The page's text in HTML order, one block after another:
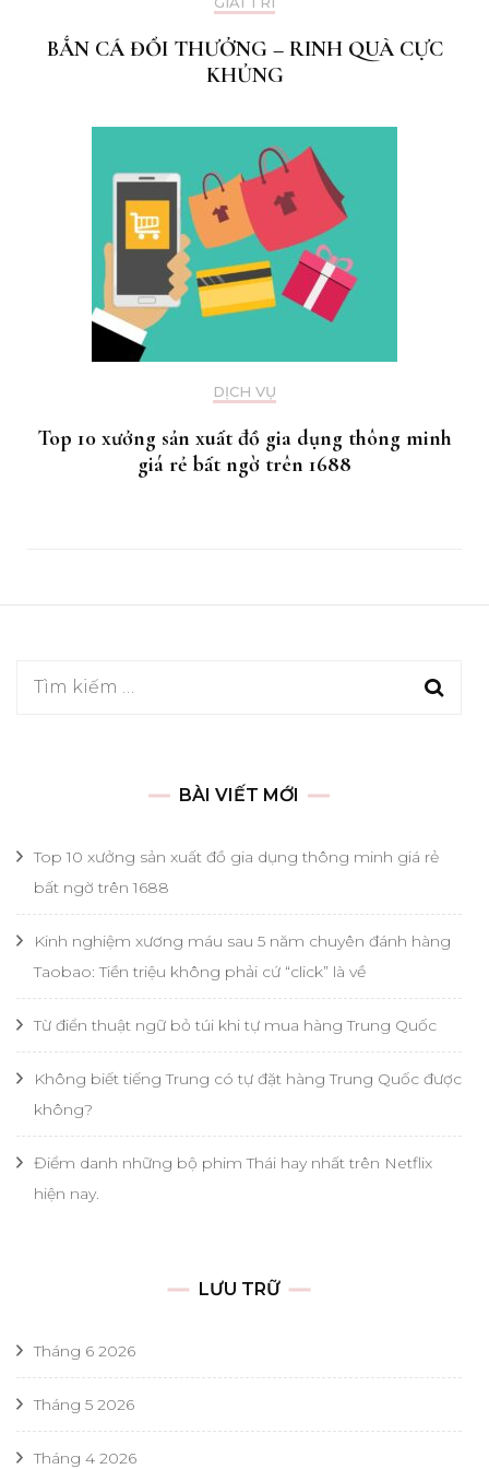
BẮN CÁ ĐỔI THƯỞNG – RINH QUÀ CỰC
KHỦNG
DỊCH VỤ
Top 10 xưởng sản xuất đồ gia dụng thông minh
giá rẻ bất ngờ trên 1688
Tìm
BÀI VIẾT MỚI
Top 10 xưởng sản xuất đồ gia dụng thông minh giá rẻ
bất ngờ trên 1688
Kinh nghiệm xương máu sau 5 năm chuyên đánh hàng
Taobao: Tiền triệu không phải cứ “click” là về
Từ điển thuật ngữ bỏ túi khi tự mua hàng Trung Quốc
Không biết tiếng Trung có tự đặt hàng Trung Quốc được
không?
Điểm danh những bộ phim Thái hay nhất trên Netflix
hiện nay.
LƯU TRỮ
Tháng 6 2026
Tháng 5 2026
Tháng 4 2026